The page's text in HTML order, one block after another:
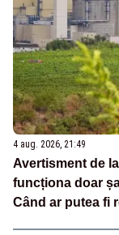
4 aug. 2026, 21:49
Avertisment de
funcționa doar
Când ar putea fi